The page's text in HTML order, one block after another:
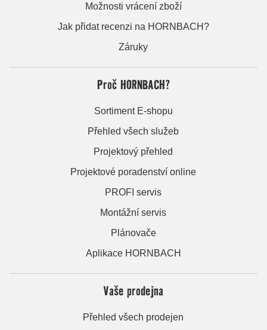
Možnosti vrácení zboží
Jak přidat recenzi na HORNBACH?
Záruky
Proč HORNBACH?
Sortiment E-shopu
Přehled všech služeb
Projektový přehled
Projektové poradenství online
PROFI servis
Montážní servis
Plánovače
Aplikace HORNBACH
Vaše prodejna
Přehled všech prodejen